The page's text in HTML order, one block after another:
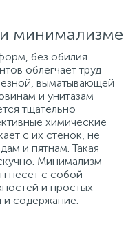
минимализме
без обилия
облегчает труд
выматывающей
и унитазам
тщательно
химические
с их стенок, не
и пятнам. Такая
Минимализм
несет с собой
и простых
и содержание.